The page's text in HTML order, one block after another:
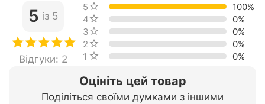
Оцініть цей товар
Поділіться своїми думками з іншими
5 із 5
Відгуки: 2
5 зірок
100%
4 зірки
0%
3 зірки
0%
2 зірки
0%
1 зірка
0%